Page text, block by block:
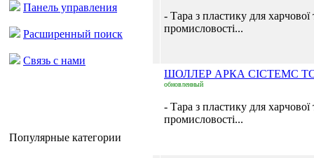
Панель управления
Расширенный поиск
Связь с нами
Популярные категории
- Тара з пластику для харчової
промисловості...
ШОЛЛЕР АРКА СІСТЕМС
обновленный
- Тара з пластику для харчової
промисловості...